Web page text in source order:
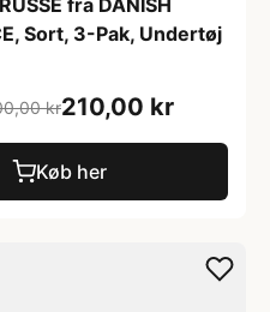
fra DANISH
Sort, 3-Pak, Undertøj
kr210,00 kr
Køb her